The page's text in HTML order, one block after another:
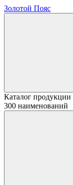
Золотой Пояс
Каталог продукции
300 наименований